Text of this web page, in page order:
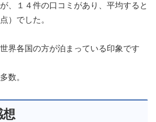
、１４件の口コミがあり、平均すると
）でした。
界各国の方が泊まっている印象です
数。